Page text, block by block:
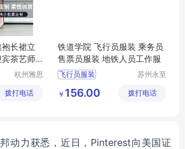
长裙立
茶艺师
杭州雅思
饰有限公
拨打电话
铁道学院 飞行员服装 乘务员
售票员服装 地铁人员工作服
飞行员服装
地铁人员工作服
苏州永至
限公司
￥ 156.00 拨打电话
邦动力获悉，近日，Pinterest向美国证